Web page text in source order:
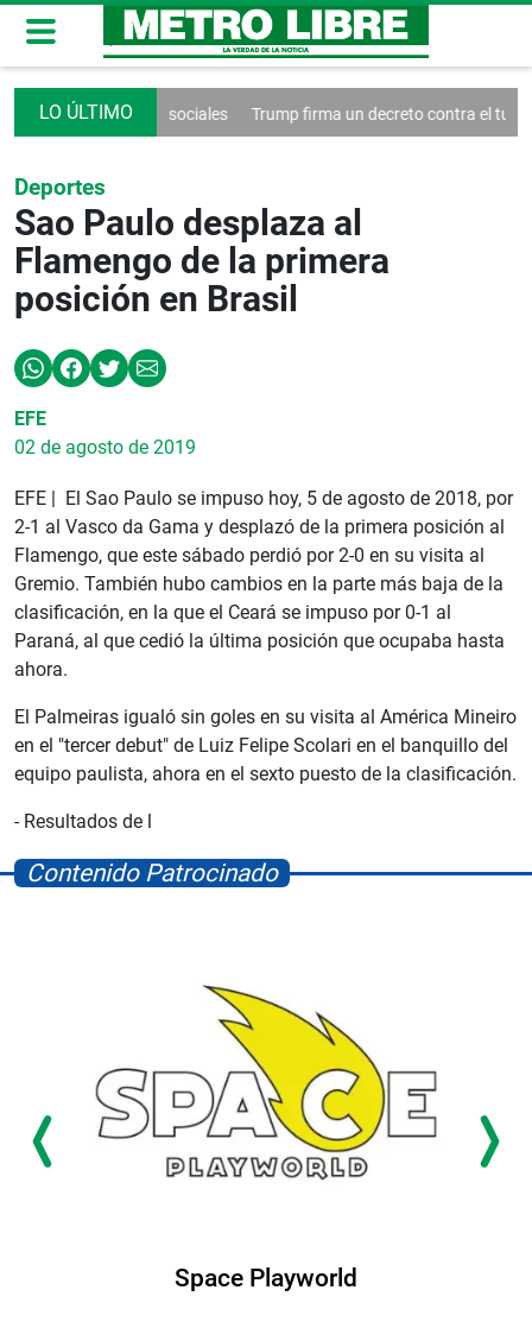
de las redes sociales Trump firma un decreto contra el turismo
Deportes
Sao Paulo desplaza al
Flamengo de la primera
posición en Brasil
EFE
02 de agosto de 2019
EFE | El Sao Paulo se impuso hoy, 5 de agosto de 2018, por
2-1 al Vasco da Gama y desplazó de la primera posición al
Flamengo, que este sábado perdió por 2-0 en su visita al
Gremio. También hubo cambios en la parte más baja de la
clasificación, en la que el Ceará se impuso por 0-1 al
Paraná, al que cedió la última posición que ocupaba hasta
ahora.
El Palmeiras igualó sin goles en su visita al América Mineiro
en el "tercer debut" de Luiz Felipe Scolari en el banquillo del
equipo paulista, ahora en el sexto puesto de la clasificación.
- Resultados de l
Contenido Patrocinado
Space Playworld